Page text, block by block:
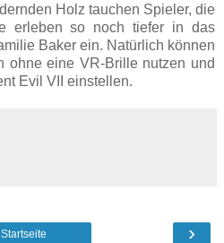
Holz tauchen Spieler, die
erleben so noch tiefer in das
Baker ein. Natürlich können
ohne eine VR-Brille nutzen und
Evil VII einstellen.
›
Startseite